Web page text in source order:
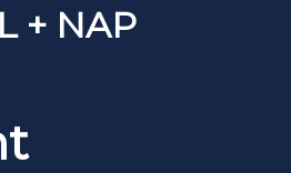
+ NAP